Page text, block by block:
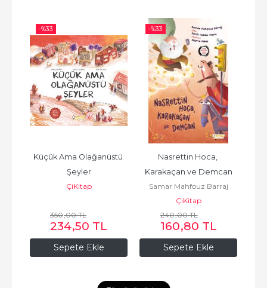
-%33
Sepete Ekle
Küçük Ama Olağanüstü
Şeyler
ÇiKitap
350,00TL
234,50 TL
-%33
Sepete Ekle
Nasrettin Hoca,
Karakaçan ve Demcan
Samar Mahfouz Barraj
ÇiKitap
240,00TL
160,80 TL